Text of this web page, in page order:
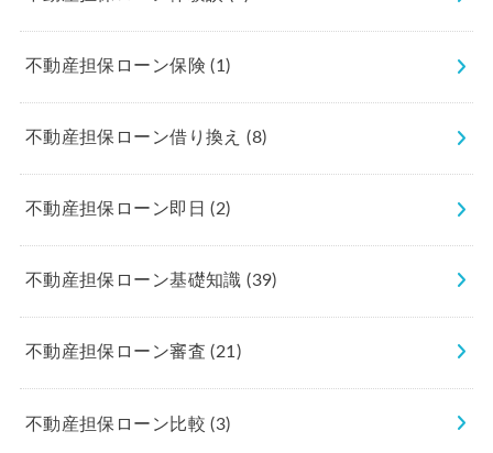
不動産担保ローン保険(1)
不動産担保ローン借り換え(8)
不動産担保ローン即日(2)
不動産担保ローン基礎知識(39)
不動産担保ローン審査(21)
不動産担保ローン比較(3)